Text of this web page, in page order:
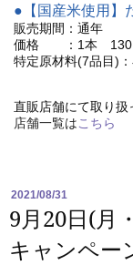
●【国産米使用】
販売期間：通年
価格 ：1本 130
特定原材料(7品目)
直販店舗にて取り扱
店舗一覧はこちら
2021/08/31
9月20日(月
キャンペー